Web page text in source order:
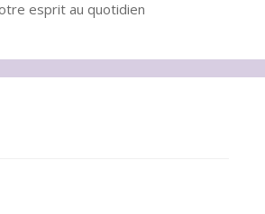
esprit au quotidien